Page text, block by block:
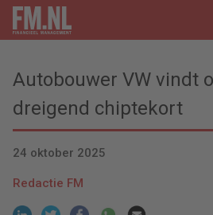
Autobouwer VW vindt
dreigend chiptekort
24 oktober 2025
Redactie FM